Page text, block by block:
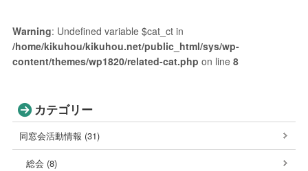
Warning: Undefined variable $cat_ct in
/home/kikuhou/kikuhou.net/public_html/sys/wp-
content/themes/wp1820/related-cat.php on line 8
カテゴリー
同窓会活動情報 (31)
総会 (8)